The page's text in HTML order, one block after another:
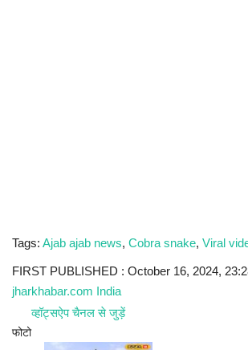
Tags: Ajab ajab news, Cobra snake, Viral
FIRST PUBLISHED : October 16, 2024,
jharkhabar.com India
व्हॉट्सऐप चैनल से जुड़ें
फोटो